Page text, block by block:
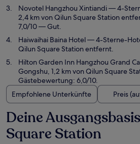
Novotel Hangzhou Xintiandi— 4-
2,4 km von Qilun Square Station
7,0/10 — Gut.
Haiwaihai Baina Hotel— 4-Sterne-
Qilun Square Station entfernt.
Hilton Garden Inn Hangzhou Grand
Gongshu, 1,2 km von Qilun Square
Gästebewertung: 6,0/10.
Empfohlene Unterkünfte
Preis
Deine
Square Station